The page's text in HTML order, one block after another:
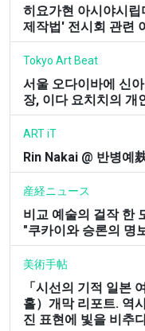
히요가현 아시야시
제작법' 전시회 관련
Tokyo Art Beat
서울 오다이바에 신
장, 이다 요치치의 개
ART iT
Rin Nakai @ 반병예
産経ニュース
비교 예술의 걸작 한
"쿠카이와 승론의 명
美術手帖
「시선의 기적 일본
홀）개막 리포트. 역
진 표현에 빛을 비추